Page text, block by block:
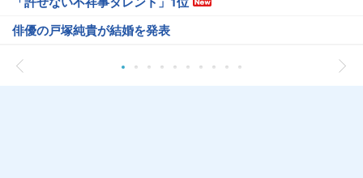
俳優の戸塚純貴が結婚を発表